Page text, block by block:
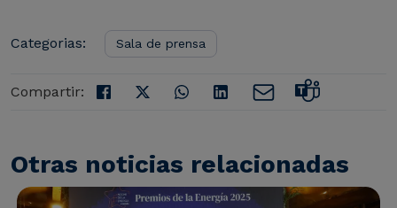
Categorias: Sala de prensa
Compartir:
Otras noticias relacionadas